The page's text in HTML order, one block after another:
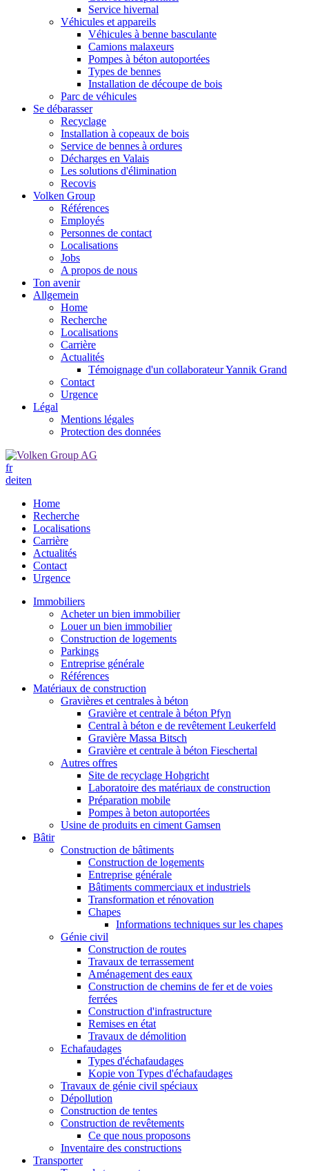
Service hivernal
Véhicules et appareils
Véhicules à benne basculante
Camions malaxeurs
Pompes à béton autoportées
Types de bennes
Installation de découpe de bois
Parc de véhicules
Se débarasser
Recyclage
Installation à copeaux de bois
Service de bennes à ordures
Décharges en Valais
Les solutions d'élimination
Recovis
Volken Group
Références
Employés
Personnes de contact
Localisations
Jobs
A propos de nous
Ton avenir
Allgemein
Home
Recherche
Localisations
Carrière
Actualités
Témoignage d'un collaborateur Yannik Grand
Contact
Urgence
Légal
Mentions légales
Protection des données
fr
deiten
Home
Recherche
Localisations
Carrière
Actualités
Contact
Urgence
Immobiliers
Acheter un bien immobilier
Louer un bien immobilier
Construction de logements
Parkings
Entreprise générale
Références
Matériaux de construction
Gravières et centrales à béton
Gravière et centrale à béton Pfyn
Central à béton e de revêtement Leukerfeld
Gravière Massa Bitsch
Gravière et centrale à béton Fieschertal
Autres offres
Site de recyclage Hohgricht
Laboratoire des matériaux de construction
Préparation mobile
Pompes à beton autoportées
Usine de produits en ciment Gamsen
Bâtir
Construction de bâtiments
Construction de logements
Entreprise générale
Bâtiments commerciaux et industriels
Transformation et rénovation
Chapes
Informations techniques sur les chapes
Génie civil
Construction de routes
Travaux de terrassement
Aménagement des eaux
Construction de chemins de fer et de voies
ferrées
Construction d'infrastructure
Remises en état
Travaux de démolition
Echafaudages
Types d'échafaudages
Kopie von Types d'échafaudages
Travaux de génie civil spéciaux
Dépollution
Construction de tentes
Construction de revêtements
Ce que nous proposons
Inventaire des constructions
Transporter